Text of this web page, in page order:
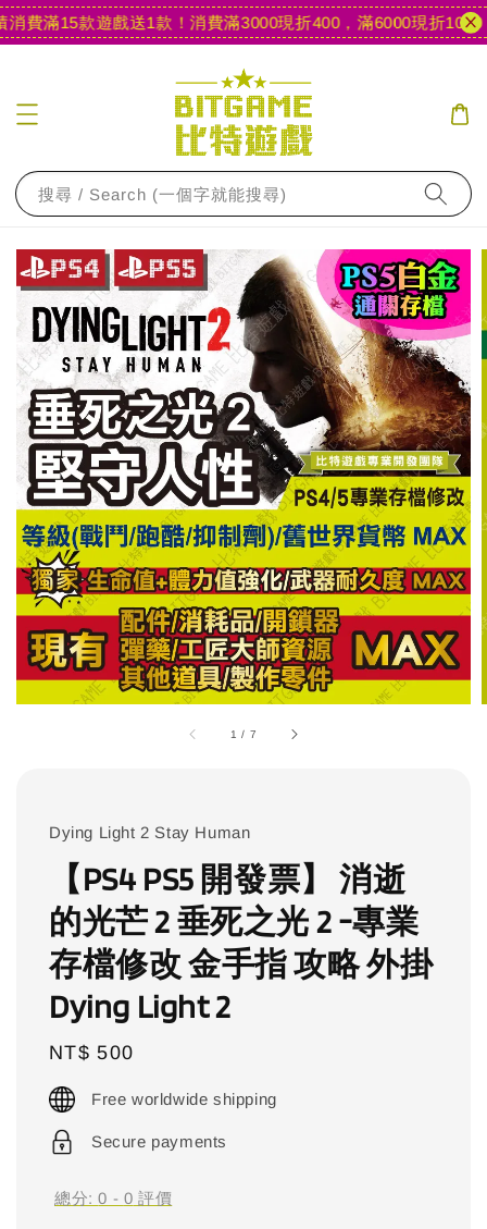
費滿15款遊戲送1款！消費滿3000現折400，滿6000現折1000【
搜尋 / Search (一個字就能搜尋)
1 / 7
Dying Light 2 Stay Human
【PS4 PS5 開發票】 消逝
的光芒 2 垂死之光 2 -專業
存檔修改 金手指 攻略 外掛
Dying Light 2
Regular
price
NT$ 500
Free worldwide shipping
Secure payments
總分:0 - 0 評價